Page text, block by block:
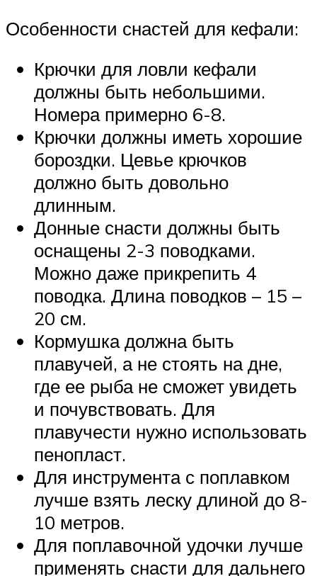
Особенности снастей для кефали:
Крючки для ловли кефали
должны быть небольшими.
Номера примерно 6-8.
Крючки должны иметь хорошие
бороздки. Цевье крючков
должно быть довольно
длинным.
Донные снасти должны быть
оснащены 2-3 поводками.
Можно даже прикрепить 4
поводка. Длина поводков – 15 –
20 см.
Кормушка должна быть
плавучей, а не стоять на дне,
где ее рыба не сможет увидеть
и почувствовать. Для
плавучести нужно использовать
пенопласт.
Для инструмента с поплавком
лучше взять леску длиной до 8-
10 метров.
Для поплавочной удочки лучше
применять снасти для дальнего